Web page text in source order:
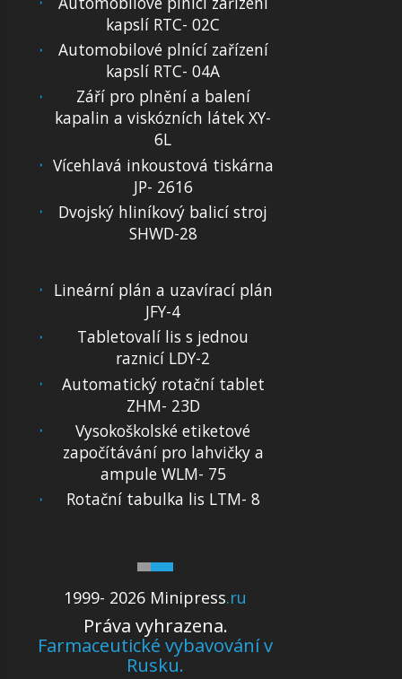
kapslí RTC- 02C
Automobilové plnící zařízení
kapslí RTC- 04A
Září pro plnění a balení
kapalin a viskózních látek XY-
6L
Vícehlavá inkoustová tiskárna
JP- 2616
Dvojský hliníkový balicí stroj
SHWD-28
1999- 2026 Minipress.ru
Práva vyhrazena.
Farmaceutické vybavování v
Rusku.
Lineární plán a uzavírací plán
JFY-4
Tabletovalí lis s jednou
raznicí LDY-2
Automatický rotační tablet
ZHM- 23D
Vysokoškolské etiketové
započítávání pro lahvičky a
ampule WLM- 75
Rotační tabulka lis LTM- 8